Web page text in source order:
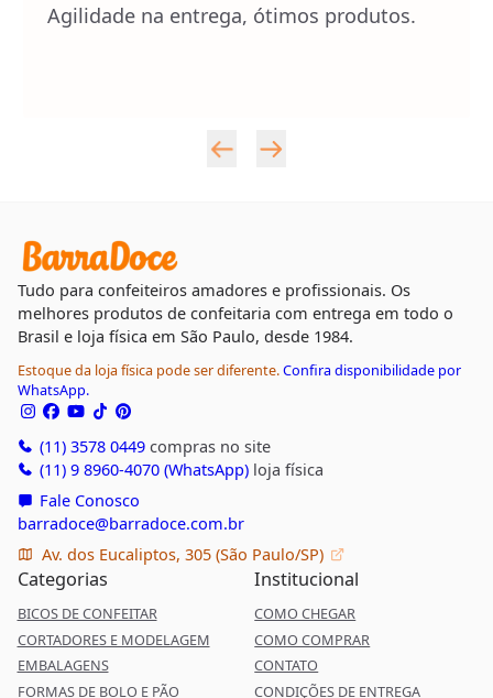
Agilidade na entrega, ótimos produtos.
Tudo para confeiteiros amadores e profissionais. Os
melhores produtos de confeitaria com entrega em todo o
Brasil e loja física em São Paulo, desde 1984.
Estoque da loja física pode ser diferente.Confira disponibilidade por
WhatsApp.
(11) 3578 0449compras no site
(11) 9 8960-4070 (WhatsApp)loja física
Fale Conosco
barradoce@barradoce.com.br
Av. dos Eucaliptos, 305 (São Paulo/SP)
Categorias
BICOS DE CONFEITAR
CORTADORES E MODELAGEM
EMBALAGENS
FORMAS DE BOLO E PÃO
Institucional
COMO CHEGAR
COMO COMPRAR
CONTATO
CONDIÇÕES DE ENTREGA